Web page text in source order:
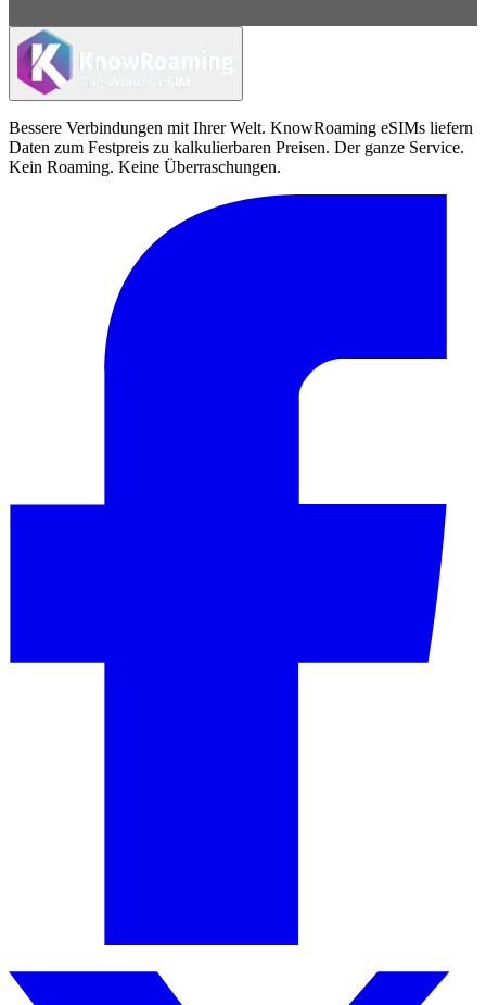
Bessere Verbindungen mit Ihrer Welt. KnowRoaming eSIMs liefern
Daten zum Festpreis zu kalkulierbaren Preisen. Der ganze Service.
Kein Roaming. Keine Überraschungen.